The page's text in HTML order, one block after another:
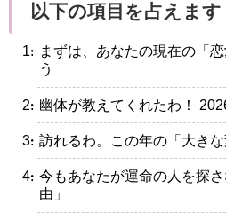
以下の項目を占えます
・まずは、あなたの現在の「
う
・幽体が教えてくれたわ！
・訪れるわ。この年の「大きな
・今もあなたが運命の人を探
由」